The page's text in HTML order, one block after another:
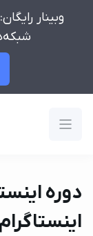
دوره
اینستاگرام